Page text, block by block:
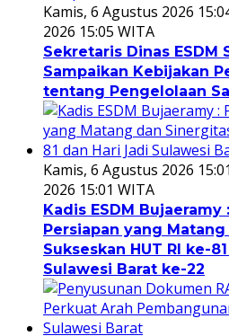
Kamis, 6 Agustus 2026
2026 15:05 WITA
Sekretaris Dinas ESDM
Sampaikan Kebijakan
tentang Pengelolaan
Kamis, 6 Agustus 2026
2026 15:01 WITA
Kadis ESDM
Persiapan yang
Sukseskan HUT RI ke-
Sulawesi Barat ke-22